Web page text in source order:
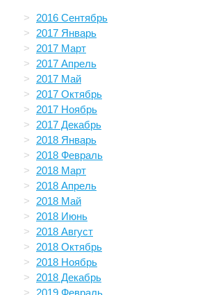
2016 Сентябрь
2017 Январь
2017 Март
2017 Апрель
2017 Май
2017 Октябрь
2017 Ноябрь
2017 Декабрь
2018 Январь
2018 Февраль
2018 Март
2018 Апрель
2018 Май
2018 Июнь
2018 Август
2018 Октябрь
2018 Ноябрь
2018 Декабрь
2019 Февраль